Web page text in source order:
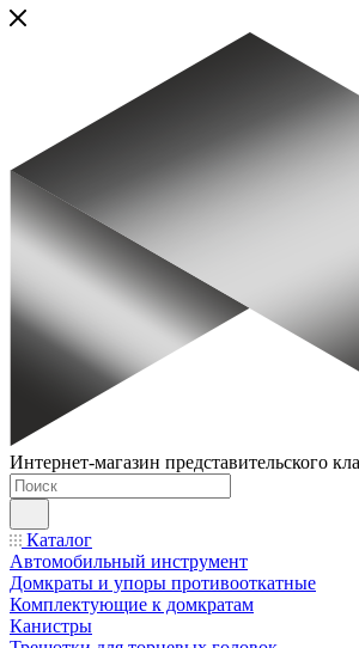
Интернет-магазин представительского
Каталог
Автомобильный инструмент
Домкраты и упоры противооткатные
Комплектующие к домкратам
Канистры